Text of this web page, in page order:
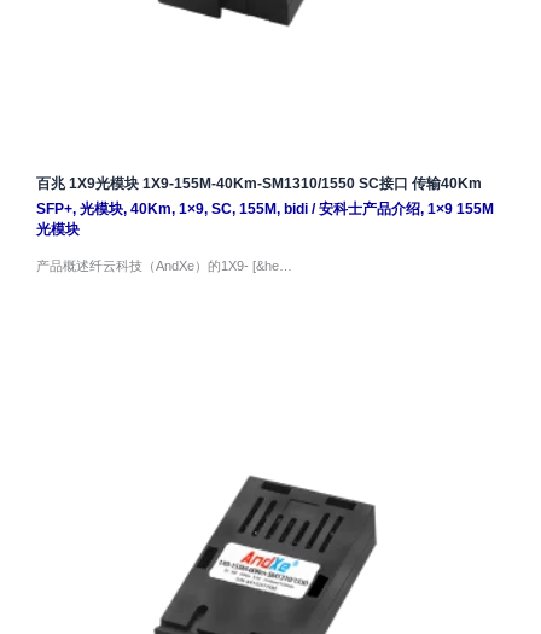
百兆 1X9光模块 1X9-155M-40Km-SM1310/1550 SC接口 传输40Km
SFP+, 光模块, 40Km, 1×9, SC, 155M, bidi/安科士产品介绍, 1×9 155M
光模块
产品概述纤云科技（AndXe）的1X9- [&he…